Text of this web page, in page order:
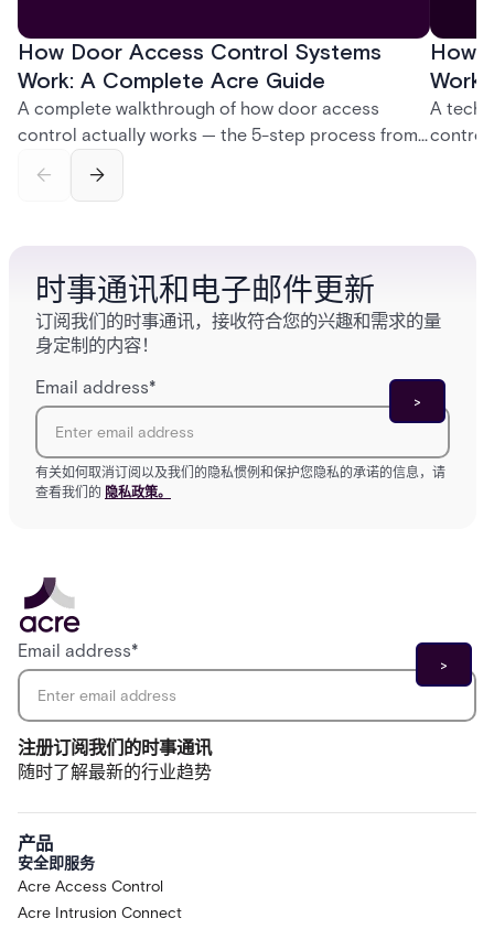
How Door Access Control Systems
Work: A Complete Acre Guide
A complete walkthrough of how door access
control actually works — the 5-step process from
and software components, and the access control
How
A
control
时事通讯和电子邮件更新
订阅我们的时事通讯，接收符合您的兴趣和需求的量
身定制的内容！
Email address*
有关如何取消订阅以及我们的隐私惯例和保护您隐私的承诺的信息，请
查看我们的 隐私政策。
注册订阅我们的时事通讯
随时了解最新的行业趋势
Email address*
产品
安全即服务
Acre Access Control
Acre Intrusion Connect